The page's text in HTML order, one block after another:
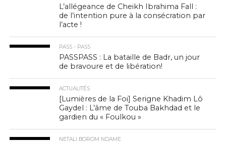
L’allégeance de Cheikh Ibrahima Fall :
de l’intention pure à la consécration par
l’acte !
PASS - PASS
PASSPASS : La bataille de Badr, un jour
de bravoure et de libération!
ACTUALITÉS
[Lumières de la Foi] Serigne Khadim Lô
Gaydel : L’âme de Touba Bakhdad et le
gardien du « Foulkou »
NETALI BOROM NDAME